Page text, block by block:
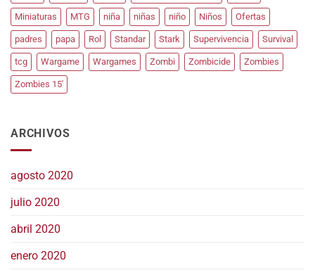
Miniaturas MTG niña niñas niño Niños Ofertas
padres papa Rol Standar Stark Supervivencia Survival
tcg Wargame Wargames Zombi Zombicide Zombies
Zombies 15'
ARCHIVOS
agosto 2020
julio 2020
abril 2020
enero 2020